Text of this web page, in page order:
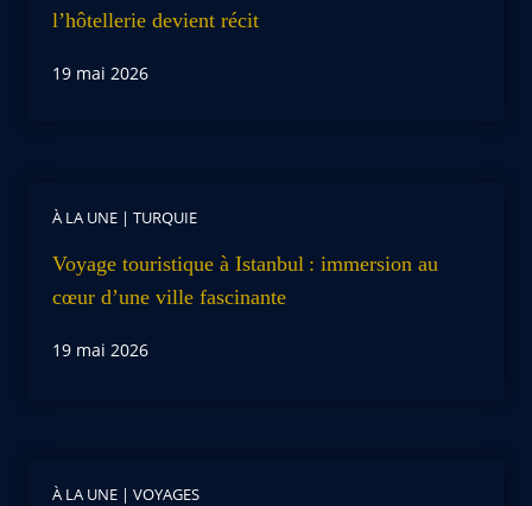
l’hôtellerie devient récit
19 mai 2026
À LA UNE | TURQUIE
Voyage touristique à Istanbul : immersion au
cœur d’une ville fascinante
19 mai 2026
À LA UNE | VOYAGES